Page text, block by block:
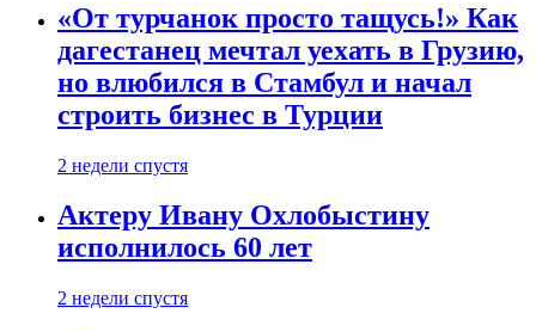
«От турчанок просто тащусь!» Как
дагестанец мечтал уехать в Грузию,
но влюбился в Стамбул и начал
строить бизнес в Турции
2 недели спустя
Актеру Ивану Охлобыстину
исполнилось 60 лет
2 недели спустя